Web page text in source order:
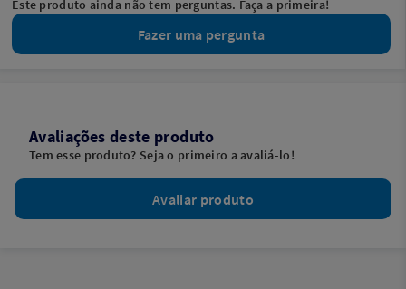
Este produto ainda não tem perguntas. Faça a primeira!
Fazer uma pergunta
Avaliações deste produto
Tem esse produto? Seja o primeiro a avaliá-lo!
Avaliar produto